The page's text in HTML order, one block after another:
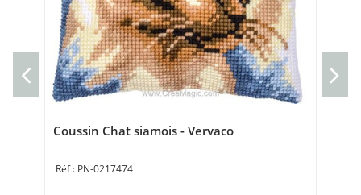
Coussin Chat siamois - Vervaco
PN-0217474